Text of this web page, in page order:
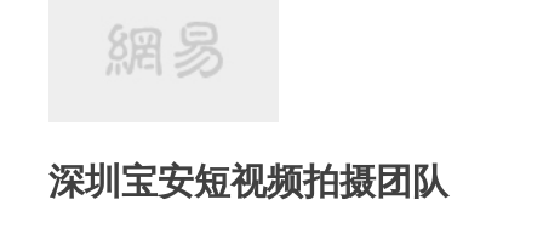
深圳宝安短视频拍摄团队